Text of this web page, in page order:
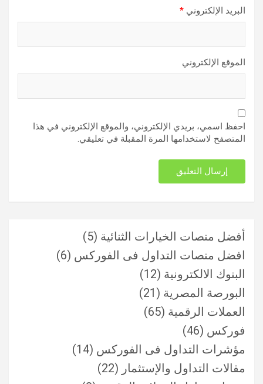
البريد الإلكتروني *
الموقع الإلكتروني
احفظ اسمي، بريدي الإلكتروني، والموقع الإلكتروني في هذا
المتصفح لاستخدامها المرة المقبلة في تعليقي.
أفضل منصات الخيارات الثنائية (5)
افضل منصات التداول فى الفوركس (6)
البنوك الالكترونية (12)
البورصة المصرية (21)
العملات الرقمية (65)
فوركس (46)
مؤشرات التداول فى الفوركس (14)
مقالات التداول والإستثمار (22)